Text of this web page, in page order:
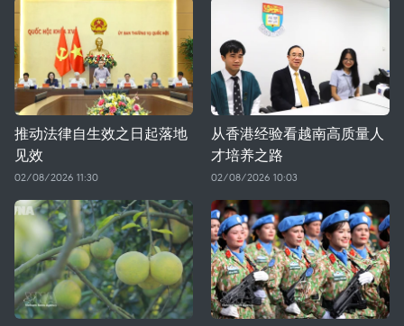
推动法律自生效之日起落地
见效
02/08/2026 11:30
从香港经验看越南高质量人
才培养之路
02/08/2026 10:03